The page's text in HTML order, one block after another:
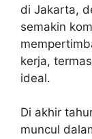
di Jakarta,
semakin
kerja,
ideal.
Di akhir
muncul